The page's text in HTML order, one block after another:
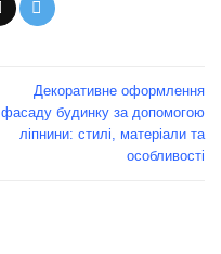
Декоративне оформлення
фасаду будинку за допомогою
ліпнини: стилі, матеріали та
особливості